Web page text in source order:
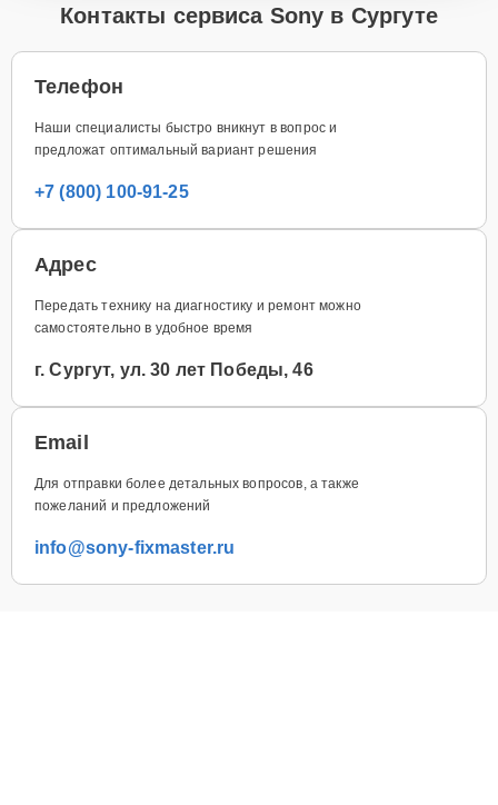
Контакты сервиса Sony в Сургуте
Телефон
Наши специалисты быстро вникнут в вопрос и
предложат оптимальный вариант решения
+7 (800) 100-91-25
Адрес
Передать технику на диагностику и ремонт можно
самостоятельно в удобное время
г. Сургут, ул. 30 лет Победы, 46
Email
Для отправки более детальных вопросов, а также
пожеланий и предложений
info@sony-fixmaster.ru